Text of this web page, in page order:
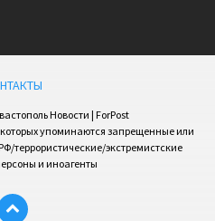
Новости | ForPost
упоминаются запрещенные или
террористические/экстремистские
и иноагенты